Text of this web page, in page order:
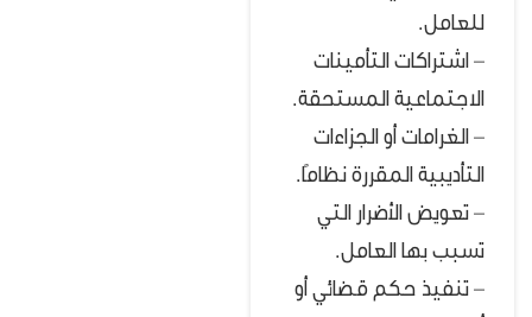
للعامل.
– اشتراكات التأمينات
الاجتماعية المستحقة.
– الغرامات أو الجزاءات
التأديبية المقررة نظامًا.
– تعويض الأضرار التي
تسبب بها العامل.
– تنفيذ حكم قضائي أو